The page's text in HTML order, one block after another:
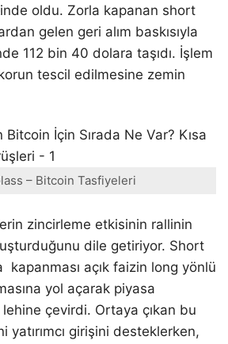
oldu. Zorla kapanan short
gelen geri alım baskısıyla
112 bin 40 dolara taşıdı. İşlem
tescil edilmesine zemin
– Bitcoin Tasfiyeleri
zincirleme etkisinin rallinin
dile getiriyor. Short
kapanması açık faizin long yönlü
yol açarak piyasa
çevirdi. Ortaya çıkan bu
yatırımcı girişini desteklerken,